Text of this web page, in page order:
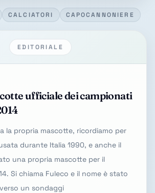
CALCIATORI CAPOCANNONIERE
EDITORIALE
ufficiale dei campionati
la propria mascotte, ricordiamo per
durante Italia 1990, e anche il
una propria mascotte per il
Si chiama Fuleco e il nome è stato
un sondaggi